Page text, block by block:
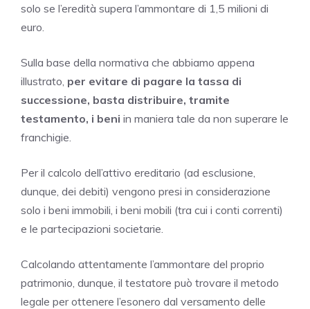
solo se l’eredità supera l’ammontare di 1,5 milioni di
euro.
Sulla base della normativa che abbiamo appena
illustrato, per evitare di pagare la tassa di
successione, basta distribuire, tramite
testamento, i beni in maniera tale da non superare le
franchigie.
Per il calcolo dell’attivo ereditario (ad esclusione,
dunque, dei debiti) vengono presi in considerazione
solo i beni immobili, i beni mobili (tra cui i conti correnti)
e le partecipazioni societarie.
Calcolando attentamente l’ammontare del proprio
patrimonio, dunque, il testatore può trovare il metodo
legale per ottenere l’esonero dal versamento delle